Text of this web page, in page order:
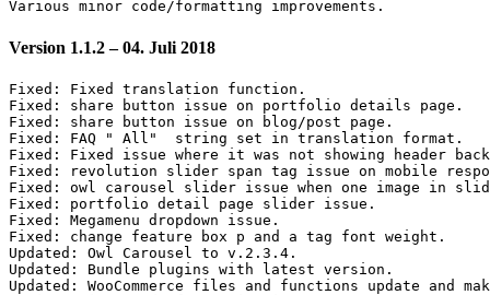
Version 1.1.2 – 04. Juli 2018
Fixed: Fixed translation function.
Fixed: share button issue on portfolio details page.
Fixed: share button issue on blog/post page.
Fixed: FAQ " All"  string set in translation format.
Fixed: Fixed issue where it was not showing header
Fixed: revolution slider span tag issue on mobile
Fixed: owl carousel slider issue when one image in
Fixed: portfolio detail page slider issue.
Fixed: Megamenu dropdown issue.
Fixed: change feature box p and a tag font weight.
Updated: Owl Carousel to v.2.3.4.
Updated: Bundle plugins with latest version.
Updated: WooCommerce files and functions update and